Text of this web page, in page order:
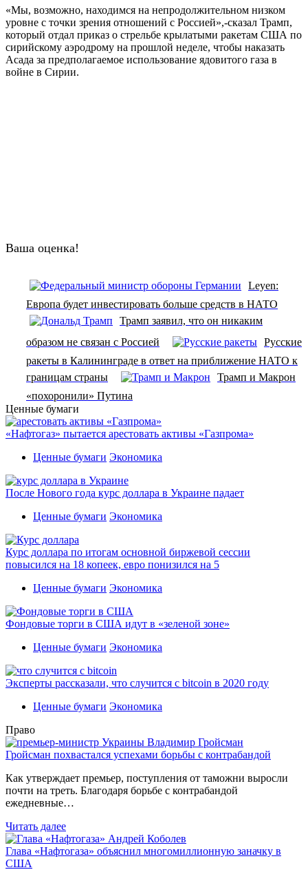
«Мы, возможно, находимся на непродолжительном низком
уровне с точки зрения отношений с Россией»,-сказал Трамп,
который отдал приказ о стрельбе крылатыми ракетам США по
сирийскому аэродрому на прошлой неделе, чтобы наказать
Асада за предполагаемое использование ядовитого газа в
войне в Сирии.
Ваша оценка!
Leyen:
Европа будет инвестировать больше средств в НАТО
Трамп заявил, что он никаким
образом не связан с Россией
Русские
ракеты в Калининграде в ответ на приближение НАТО к
границам страны
Трамп и Макрон
«похоронили» Путина
Ценные бумаги
«Нафтогаз» пытается арестовать активы «Газпрома»
Ценные бумаги Экономика
После Нового года курс доллара в Украине падает
Ценные бумаги Экономика
Курс доллара по итогам основной биржевой сессии
повысился на 18 копеек, евро понизился на 5
Ценные бумаги Экономика
Фондовые торги в США идут в «зеленой зоне»
Ценные бумаги Экономика
Эксперты рассказали, что случится с bitcoin в 2020 году
Ценные бумаги Экономика
Право
Гройсман похвастался успехами борьбы с контрабандой
Как утверждает премьер, поступления от таможни выросли
почти на треть. Благодаря борьбе с контрабандой
ежедневные…
Читать далее
Глава «Нафтогаза» объяснил многомиллионную заначку в
США